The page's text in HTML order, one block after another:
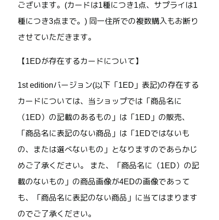
ございます。(カードは1種につき1点、サプライは1
種につき3点まで。) 同一住所での複数購入もお断り
させていただきます。
【1EDが存在するカードについて】
1st editionバージョン(以下「1ED」表記)の存在する
カードについては、当ショップでは「商品名に
（1ED）の記載のあるもの」は「1ED」の販売、
「商品名に表記のない商品」は「1EDではないも
の、または選べないもの」となりますのであらかじ
めご了承ください。 また、「商品名に（1ED）の記
載のないもの」の商品画像が4EDの画像であって
も、「商品名に表記のない商品」に当てはまります
のでご了承ください。